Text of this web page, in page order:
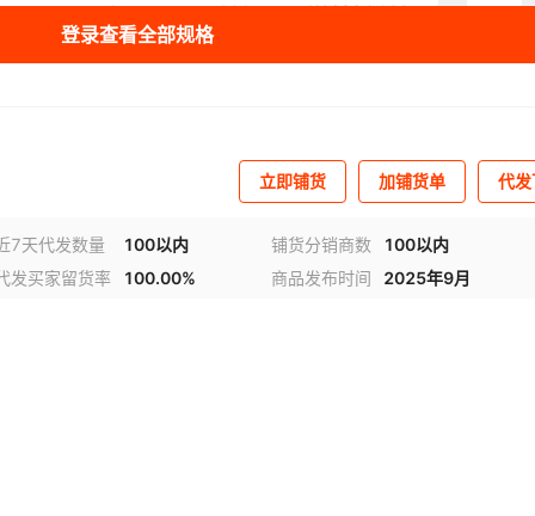
3 220 ¥1690 100
380 ¥3220 100
登录查看全部规格
立即铺货 加铺货单 代
7天代发数量 100以内 铺货分销商数
100以内
发买家留货率 100.00% 商品发布时间 2025年9月